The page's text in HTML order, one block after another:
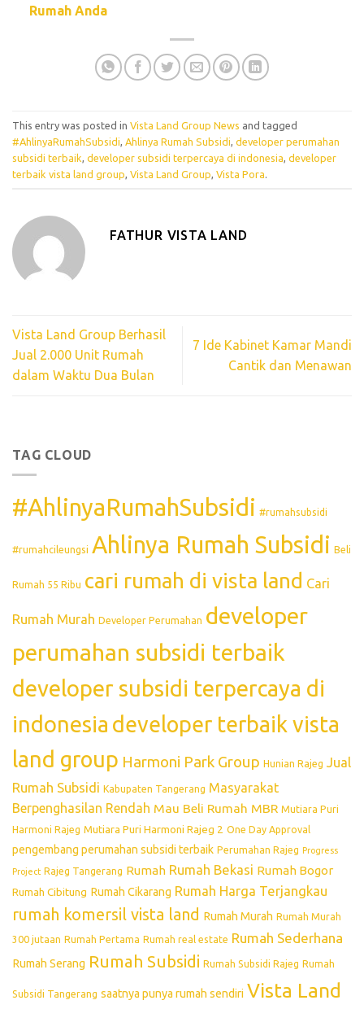
Rumah Anda
This entry was posted in Vista Land Group News and tagged
#AhlinyaRumahSubsidi Ahlinya Rumah Subsidi developer perumahan
subsidi terbaik developer subsidi terpercaya di indonesia developer
terbaik vista land group Vista Land Group Vista Pora
FATHUR VISTA LAND
Vista Land Group Berhasil
Jual 2.000 Unit Rumah
dalam Waktu Dua Bulan
7 Ide Kabinet Kamar Mandi
Cantik dan Menawan
TAG CLOUD
#AhlinyaRumahSubsidi #rumahsubsidi
#rumahcileungsi Ahlinya Rumah Subsidi Beli
Rumah 55 Ribu cari rumah di vista land Cari
Rumah Murah Developer Perumahan developer
perumahan subsidi terbaik
developer subsidi terpercaya di
indonesia developer terbaik vista
land group Harmoni Park Group Hunian Rajeg Jual
Rumah Subsidi Kabupaten Tangerang Masyarakat
Berpenghasilan Rendah Mau Beli Rumah MBR Mutiara Puri
Harmoni Rajeg Mutiara Puri Harmoni Rajeg 2 One Day Approval
pengembang perumahan subsidi terbaik Perumahan Rajeg Progress
Project Rajeg Tangerang Rumah Rumah Bekasi Rumah Bogor
Rumah Cibitung Rumah Cikarang Rumah Harga Terjangkau
rumah komersil vista land Rumah Murah Rumah Murah
300 jutaan Rumah Pertama Rumah real estate Rumah Sederhana
Rumah Serang Rumah Subsidi Rumah Subsidi Rajeg Rumah
Subsidi Tangerang saatnya punya rumah sendiri Vista Land